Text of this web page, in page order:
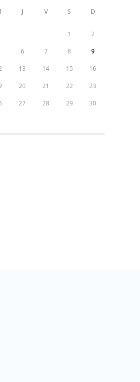
J V S D
1 2
6 7 8 9
13 14 15 16
20 21 22 23
27 28 29 30